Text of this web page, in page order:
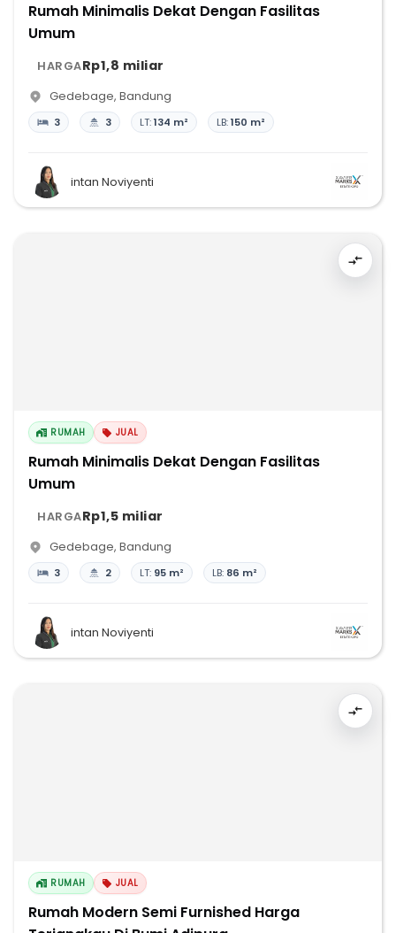
Rumah Minimalis Dekat Dengan Fasilitas
Umum
HARGARp1,8 miliar
Gedebage, Bandung
3 3 LT:134 m² LB:150 m²
intan Noviyenti
RUMAH JUAL
Rumah Minimalis Dekat Dengan Fasilitas
Umum
HARGARp1,5 miliar
Gedebage, Bandung
3 2 LT: 95 m² LB: 86 m²
intan Noviyenti
RUMAH JUAL
Rumah Modern Semi Furnished Harga